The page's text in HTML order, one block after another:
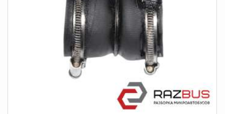
Продовжити
Натискаючи на кнопку "Продовжити", ви даєте
згоду на обробку своїх персональних даних